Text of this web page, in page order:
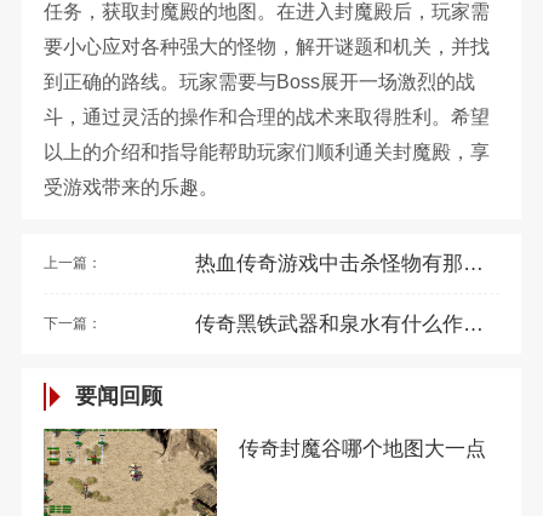
任务，获取封魔殿的地图。在进入封魔殿后，玩家需
要小心应对各种强大的怪物，解开谜题和机关，并找
到正确的路线。玩家需要与Boss展开一场激烈的战
斗，通过灵活的操作和合理的战术来取得胜利。希望
以上的介绍和指导能帮助玩家们顺利通关封魔殿，享
受游戏带来的乐趣。
上一篇： 热血传奇游戏中击杀怪物有那些技巧
下一篇： 传奇黑铁武器和泉水有什么作用呢？
要闻回顾
传奇封魔谷哪个地图大一点